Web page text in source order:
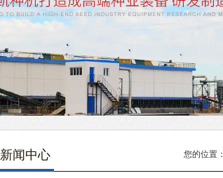
新闻中心 您的位置：